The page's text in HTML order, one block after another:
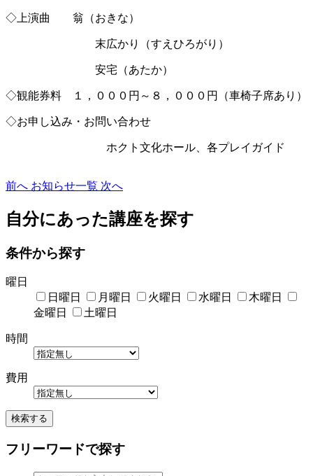
◇上演曲 翁（おきな）
末広かり（すえひろがり）
安宅（あたか）
◇観能券料 １，０００円～８，０００円（車椅子席あり）
◇お申し込み・お問い合わせ
ホクト文化ホール、各プレイガイド
前へ お知らせ一覧 次へ
自分にあった講座を探す
条件から探す
曜日
日曜日
月曜日 火曜日 水曜日
木曜日
金曜日
土曜日
時間
費用
検索する
フリーワードで探す